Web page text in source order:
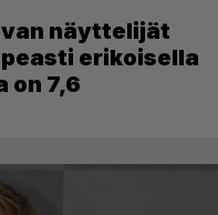
näyttelijät
erikoisella
on 7,6